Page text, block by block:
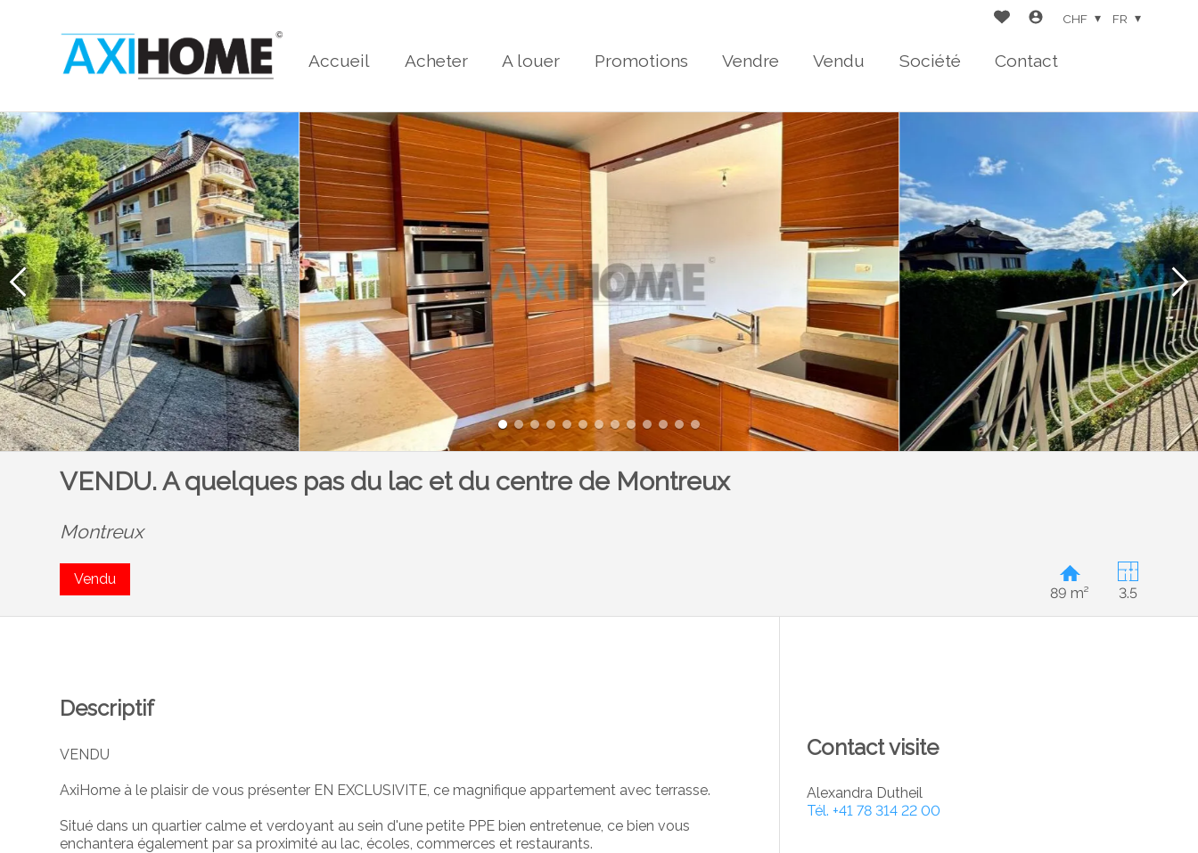
Accueil Acheter A louer Promotions Vendre Vendu Société Contact
CHF FR
VENDU. A quelques pas du lac et du centre de Montreux
Montreux
Vendu
89 m²
3.5
Descriptif
VENDU
AxiHome à le plaisir de vous présenter EN EXCLUSIVITE, ce magnifique appartement avec terrasse.
Situé dans un quartier calme et verdoyant au sein d'une petite PPE bien entretenue, ce bien vous
enchantera également par sa proximité au lac, écoles, commerces et restaurants.
Contact visite
Alexandra Dutheil
Tél. +41 78 314 22 00